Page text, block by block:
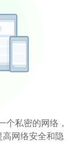
个私密的网络，
网络安全和隐